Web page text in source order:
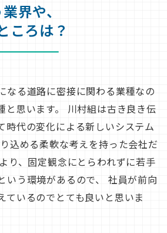
界や、
ころは？
なる道路に密接に関わる業種なの
思います。
川村組は古き良き伝
時代の変化による新しいシステム
込める柔軟な考えを持った会社だ
り、固定観念にとらわれずに若手
う環境があるので、
社員が前向
ているのでとても良いと思いま